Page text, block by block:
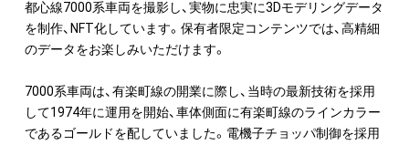
都心線7000系車両を撮影し、実物に忠実に3Dモデリングデータ
を制作、NFT化しています。保有者限定コンテンツでは、高精細
のデータをお楽しみいただけます。
7000系車両は、有楽町線の開業に際し、当時の最新技術を採用
して1974年に運用を開始、車体側面に有楽町線のラインカラー
であるゴールドを配していました。電機子チョッパ制御を採用